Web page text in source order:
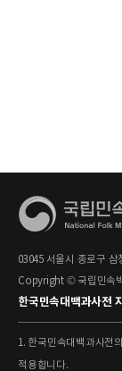
03045 서울시 종로구 삼
Copyright © 국립민속
한국민속대백과사전
1. 한국민속대백과사전
적용합니다.